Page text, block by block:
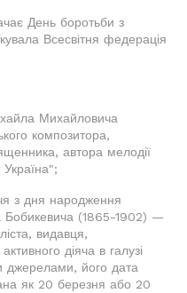
День боротьби з
Всесвітня федерація
Михайловича
композитора,
автора мелодії
з дня народження
(1865-1902) —
видавця,
діяча в галузі
джерелами, його дата
як 20 березня або 20